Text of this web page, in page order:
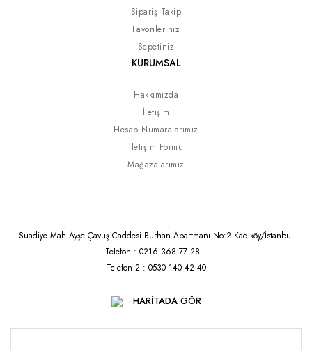
Sipariş Takip
Favorileriniz
Sepetiniz
KURUMSAL
Hakkımızda
İletişim
Hesap Numaralarımız
İletişim Formu
Mağazalarımız
Suadiye Mah.Ayşe Çavuş Caddesi Burhan Apartmanı No:2 Kadıköy/İstanbul
Telefon : 0216 368 77 28
Telefon 2 : 0530 140 42 40
HARİTADA GÖR